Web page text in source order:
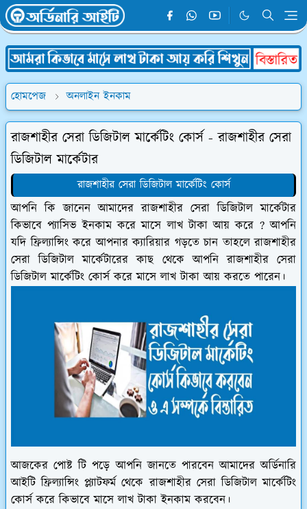
হোমপেজ অনলাইন ইনকাম
রাজশাহীর সেরা ডিজিটাল মার্কেটিং কোর্স - রাজশাহীর সেরা
ডিজিটাল মার্কেটার
রাজশাহীর সেরা ডিজিটাল মার্কেটিং কোর্স
আপনি কি জানেন আমাদের রাজশাহীর সেরা ডিজিটাল মার্কেটার
কিভাবে প্যাসিভ ইনকাম করে মাসে লাখ টাকা আয় করে ? আপনি
যদি ফ্রিল্যান্সিং করে আপনার ক্যারিয়ার গড়তে চান তাহলে রাজশাহীর
সেরা ডিজিটাল মার্কেটারের কাছ থেকে আপনি রাজশাহীর সেরা
ডিজিটাল মার্কেটিং কোর্স করে মাসে লাখ টাকা আয় করতে পারেন।
আজকের পোষ্ট টি পড়ে আপনি জানতে পারবেন আমাদের অর্ডিনারি
আইটি ফ্রিল্যান্সিং প্ল্যাটফর্ম থেকে রাজশাহীর সেরা ডিজিটাল মার্কেটিং
কোর্স করে কিভাবে মাসে লাখ টাকা ইনকাম করবেন।